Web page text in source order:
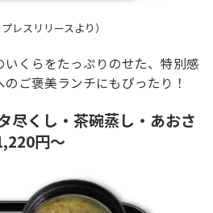
プレスリリースより）
くらをたっぷりのせた、特別感
ご褒美ランチにもぴったり！
尽くし・茶碗蒸し・あおさ
円～